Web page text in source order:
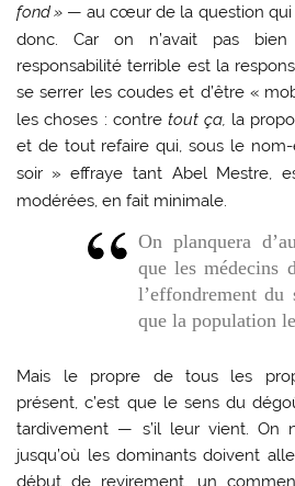
fond» — au cœur de la question qui
donc. Car on n’avait pas
responsabilité terrible est la
se serrer les coudes et d’être «
les choses : contre tout ça, la
et de tout refaire qui, sous le
soir » effraye tant Abel Mestre,
modérées, en fait minimale.
On planquera
que les médecins
l’effondrement du
que la population
Mais le propre de tous les
présent, c’est que le sens du
tardivement — s’il leur vient. On
jusqu’où les dominants doivent
début de revirement, un